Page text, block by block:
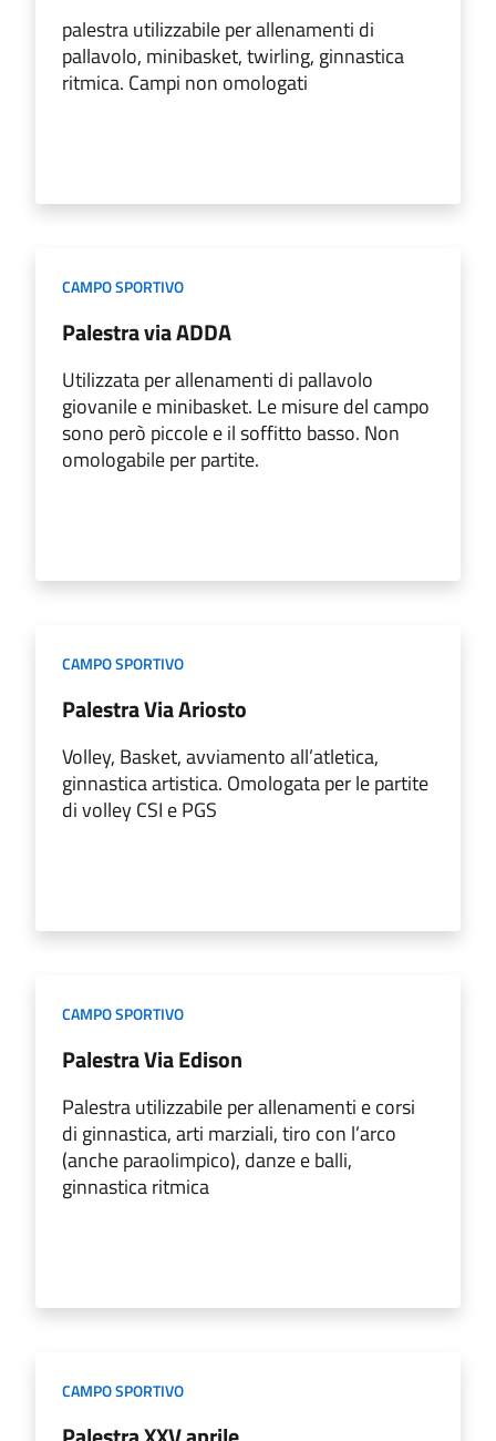
palestra utilizzabile per allenamenti di
pallavolo, minibasket, twirling, ginnastica
ritmica. Campi non omologati
CAMPO SPORTIVO
Palestra via ADDA
Utilizzata per allenamenti di pallavolo
giovanile e minibasket. Le misure del campo
sono però piccole e il soffitto basso. Non
omologabile per partite.
CAMPO SPORTIVO
Palestra Via Ariosto
Volley, Basket, avviamento all’atletica,
ginnastica artistica. Omologata per le partite
di volley CSI e PGS
CAMPO SPORTIVO
Palestra Via Edison
Palestra utilizzabile per allenamenti e corsi
di ginnastica, arti marziali, tiro con l’arco
(anche paraolimpico), danze e balli,
ginnastica ritmica
CAMPO SPORTIVO